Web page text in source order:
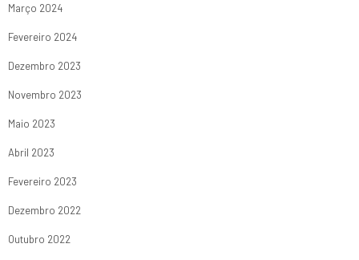
Março 2024
Fevereiro 2024
Dezembro 2023
Novembro 2023
Maio 2023
Abril 2023
Fevereiro 2023
Dezembro 2022
Outubro 2022